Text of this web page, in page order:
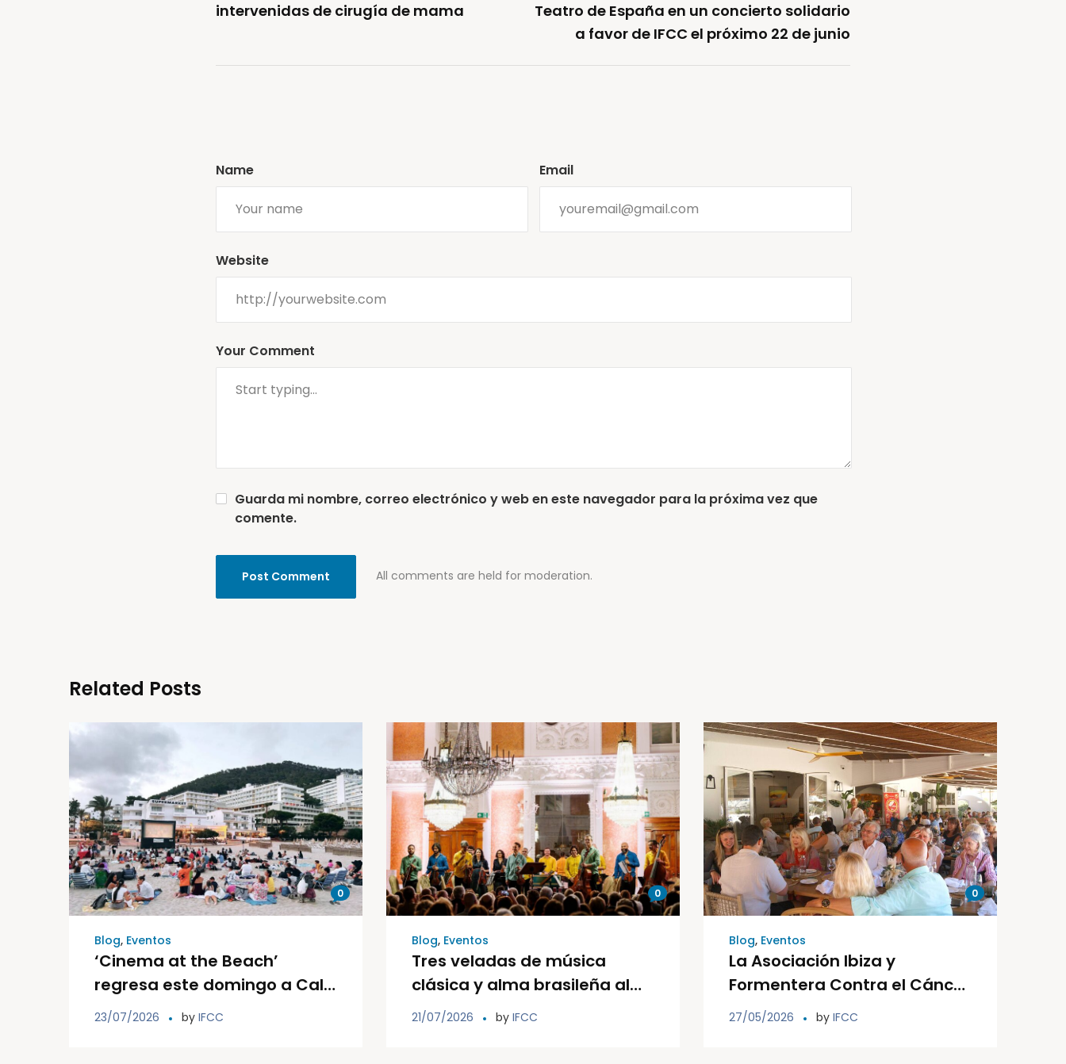
intervenidas de cirugía de mama
Teatro de España en un concierto solidario
a favor de IFCC el próximo 22 de junio
Your Comment
All comments are held for moderation.
Name Email
Website
Guarda mi nombre, correo electrónico y web en este navegador para la próxima vez que
comente.
Related Posts
0
Blog, Eventos
‘Cinema at the Beach’
regresa este domingo a Cala
Llonga con una nueva sesión
23/07/2026 by IFCC
0
Blog, Eventos
Tres veladas de música
clásica y alma brasileña al
aire libre protagonizarán el
21/07/2026 by IFCC
0
Blog, Eventos
La Asociación Ibiza y
Formentera Contra el Cáncer
celebra su 25 aniversario con
27/05/2026 by IFCC